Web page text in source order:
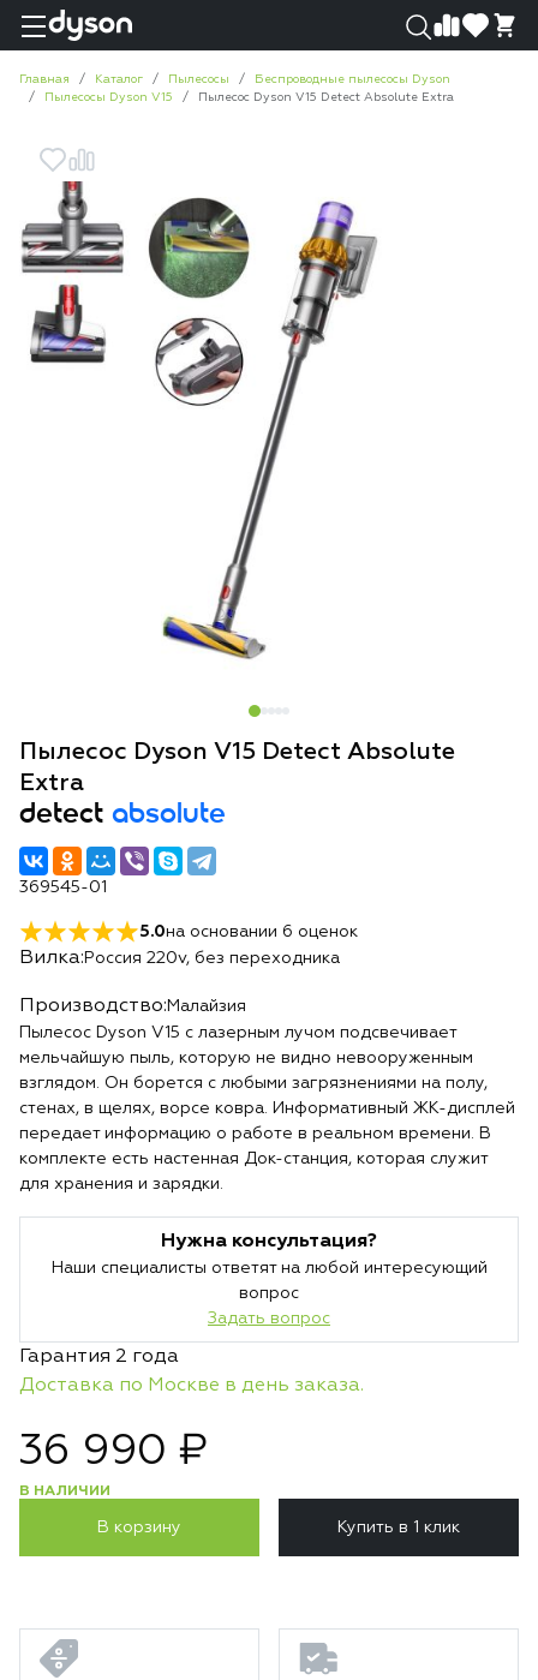
Главная Каталог Пылесосы
Беспроводные пылесосы Dyson
Пылесосы Dyson V15
Пылесос Dyson V15 Detect Absolute Extra
Пылесос Dyson V15 Detect Absolute
Extra
detect absolute
369545-01
5.0на основании 6 оценок
Вилка: Россия 220v, без переходника
Производство: Малайзия
Пылесос Dyson V15 с лазерным лучом подсвечивает
мельчайшую пыль, которую не видно невооруженным
взглядом. Он борется с любыми загрязнениями на полу,
стенах, в щелях, ворсе ковра. Информативный ЖК-дисплей
передает информацию о работе в реальном времени. В
комплекте есть настенная Док-станция, которая служит
для хранения и зарядки.
Нужна консультация?
Наши специалисты ответят на любой интересующий
вопрос
Задать вопрос
Гарантия 2 года
Доставка по Москве в день заказа.
36 990 ₽
В НАЛИЧИИ
В корзину Купить в 1 клик